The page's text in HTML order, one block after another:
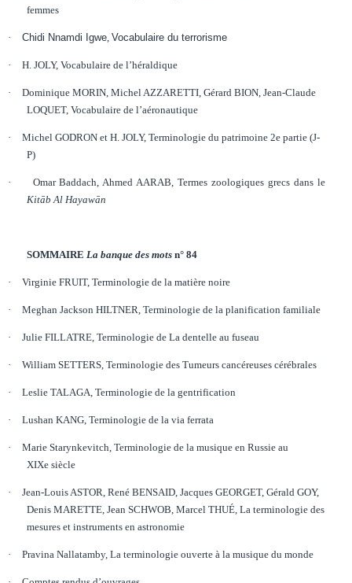
femmes
· Chidi Nnamdi Igwe,Vocabulaire du terrorisme
· H. JOLY, Vocabulaire de l’héraldique
·
Dominique MORIN, Michel AZZARETTI, Gérard BION, Jean-Claude
LOQUET, Vocabulaire de l’aéronautique
· Michel GODRON et H. JOLY,Terminologie du patrimoine 2e partie (J-
P)
· Omar Baddach, Ahmed AARAB,Termes zoologiques grecs dans le
Kitāb Al Hayawān
SOMMAIRELa banque des mots n° 84
· VirginieFRUIT, Terminologiede lamatière noire
· Meghan JacksonHILTNER,Terminologiede la planification familiale
· Julie FILLATRE,Terminologie de La dentelle au fuseau
· William SETTERS,Terminologie des Tumeurs cancéreuses cérébrales
· LeslieTALAGA,Terminologie de lagentrification
· Lushan KANG,Terminologie de lavia ferrata
·
Marie Starynkevitch, Terminologie de la musique en Russie au
XIXe siècle
·
Jean-Louis ASTOR, René BENSAID, Jacques GEORGET, Gérald GOY,
Denis MARETTE, Jean SCHWOB, Marcel THUÉ, La terminologie des
mesures et instruments en astronomie
· Pravina Nallatamby,La terminologie ouverte à la musique du monde